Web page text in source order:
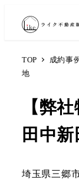
TOP 成約事例
地
【弊
田中
埼玉県三郷